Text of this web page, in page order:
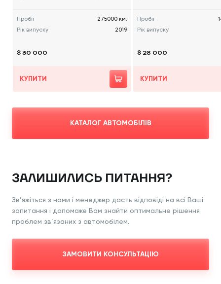
Пробіг
275000 км.
Рік випуску
2019
$ 30 000
КУПИТИ
Пробіг
Рік випуску
$ 28 000
КУПИТИ
КАТАЛОГ АВТОМОБІЛІВ
ЗАЛИШИЛИСЬ ПИТАННЯ?
Зв’яжіться з нами і менеджер дасть відповіді на всі Ваші
запитання і допоможе Вам знайти оптимальне рішення
проблем зв’язаних з автомобілем.
ЗАМОВИТИ КОНСУЛЬТАЦІЮ